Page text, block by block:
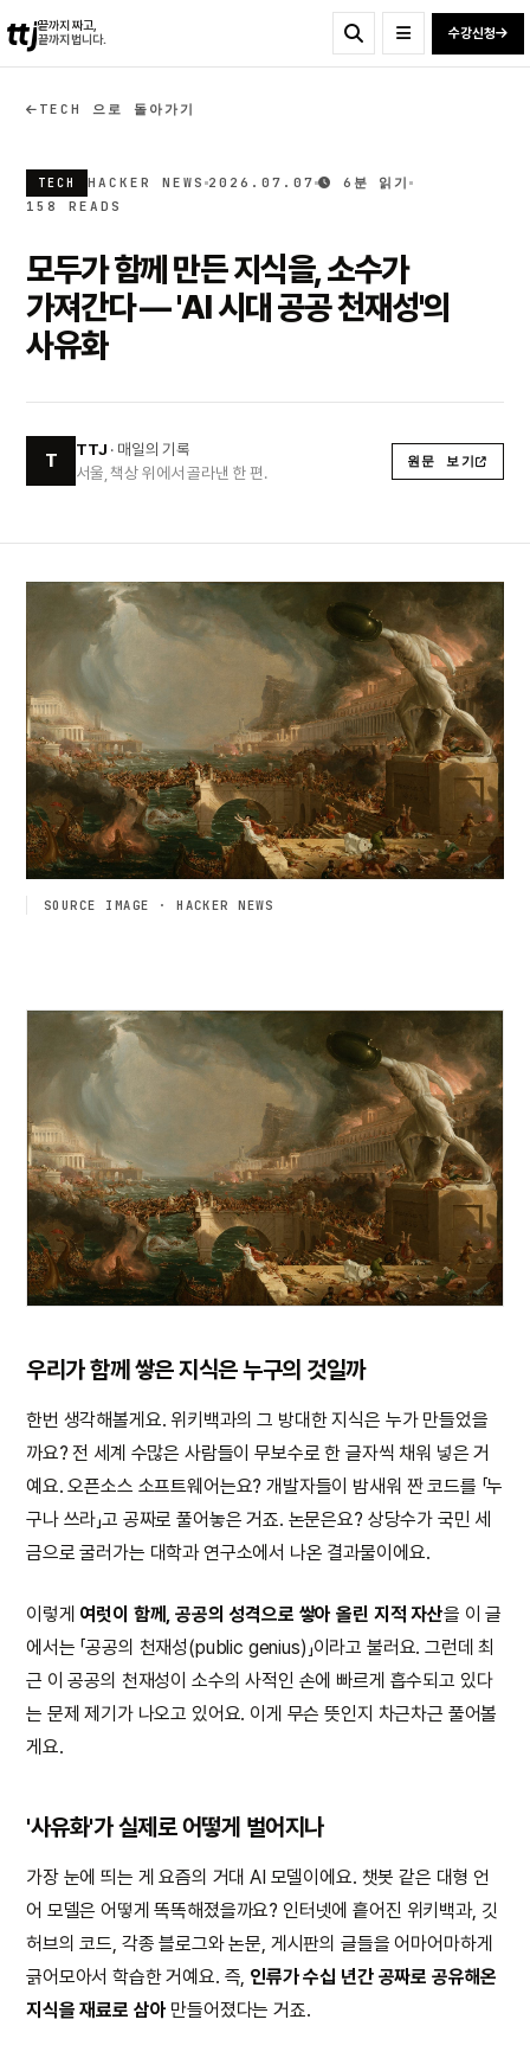
ttj끝까지 짜고,
끝까지 법니다.
수강신청
TECH 으로 돌아가기
TECH HACKER NEWS 2026.07.07
6분 읽기
158 READS
모두가 함께 만든 지식을, 소수가
가져간다 — 'AI 시대 공공 천재성'의
사유화
T
TTJ · 매일의 기록
서울, 책상 위에서 골라낸 한 편.
원문 보기
SOURCE IMAGE · HACKER NEWS
우리가 함께 쌓은 지식은 누구의 것일까
한번 생각해볼게요. 위키백과의 그 방대한 지식은 누가 만들었을
까요? 전 세계 수많은 사람들이 무보수로 한 글자씩 채워 넣은 거
예요. 오픈소스 소프트웨어는요? 개발자들이 밤새워 짠 코드를 「누
구나 쓰라」고 공짜로 풀어놓은 거죠. 논문은요? 상당수가 국민 세
금으로 굴러가는 대학과 연구소에서 나온 결과물이에요.
이렇게 여럿이 함께, 공공의 성격으로 쌓아 올린 지적 자산을 이 글
에서는 「공공의 천재성(public genius)」이라고 불러요. 그런데 최
근 이 공공의 천재성이 소수의 사적인 손에 빠르게 흡수되고 있다
는 문제 제기가 나오고 있어요. 이게 무슨 뜻인지 차근차근 풀어볼
게요.
'사유화'가 실제로 어떻게 벌어지나
가장 눈에 띄는 게 요즘의 거대 AI 모델이에요. 챗봇 같은 대형 언
어 모델은 어떻게 똑똑해졌을까요? 인터넷에 흩어진 위키백과, 깃
허브의 코드, 각종 블로그와 논문, 게시판의 글들을 어마어마하게
긁어모아서 학습한 거예요. 즉, 인류가 수십 년간 공짜로 공유해온
지식을 재료로 삼아 만들어졌다는 거죠.